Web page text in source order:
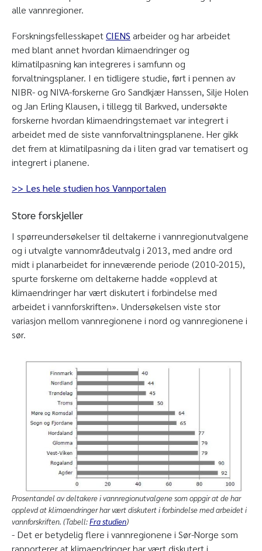
alle vannregioner.
ForskningsfellesskapetCIENS arbeider og har arbeidet
med blant annet hvordan klimaendringer og
klimatilpasning kan integreres i samfunn og
forvaltningsplaner. I en tidligere studie, ført i pennen av
NIBR- og NIVA-forskerne Gro Sandkjær Hanssen, Silje Holen
og Jan Erling Klausen, i tillegg til Barkved, undersøkte
forskerne hvordan klimaendringstemaet var integrert i
arbeidet med de siste vannforvaltningsplanene. Her gikk
det frem at klimatilpasning da i liten grad var tematisert og
integrert i planene.
>> Les hele studien hos Vannportalen
Store forskjeller
I spørreundersøkelser til deltakerne i vannregionutvalgene
og i utvalgte vannområdeutvalg i 2013, med andre ord
midt i planarbeidet for inneværende periode (2010-2015),
spurte forskerne om deltakerne hadde «opplevd at
klimaendringer har vært diskutert i forbindelse med
arbeidet i vannforskriften». Undersøkelsen viste stor
variasjon mellom vannregionene i nord og vannregionene i
sør.
Prosentandel av deltakere i vannregionutvalgene som oppgir at de har
opplevd at klimaendringer har vært diskutert i forbindelse med arbeidet i
vannforskriften. (Tabell:Fra studien)
- Det er betydelig flere i vannregionene i Sør-Norge som
rapporterer at klimaendringer har vært diskutert i